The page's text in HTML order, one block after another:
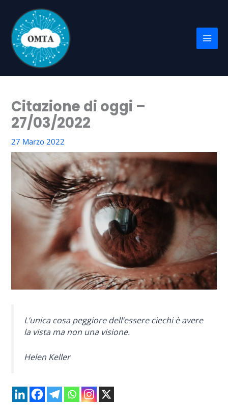
contenuto
Citazione di oggi –
27/03/2022
27 Marzo 2022
L’unica cosa peggiore dell’essere ciechi è avere
la vista ma non una visione.
Helen Keller